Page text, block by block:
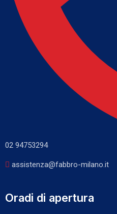
02 94753294
assistenza@fabbro-milano.it
Oradi di apertura